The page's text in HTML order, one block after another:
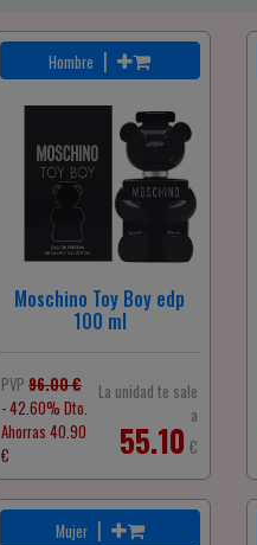
Hombre |
Moschino Toy Boy edp
100 ml
PVP 96.00 €
- 42.60% Dto.
Ahorras 40.90
€
La unidad te sale
a
55.10 €
Mujer|